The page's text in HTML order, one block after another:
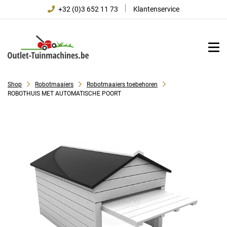
+32 (0)3 652 11 73 Klantenservice
Shop Robotmaaiers
Robotmaaiers toebehoren
ROBOTHUIS MET AUTOMATISCHE POORT